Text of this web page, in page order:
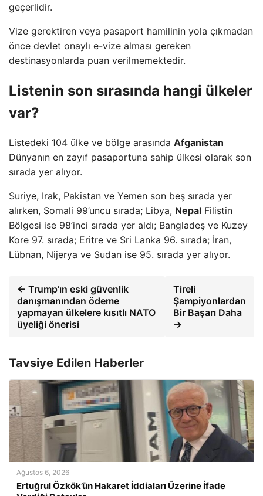
geçerlidir.
Vize gerektiren veya pasaport hamilinin yola çıkmadan
önce devlet onaylı e-vize alması gereken
destinasyonlarda puan verilmemektedir.
Listenin son sırasında hangi ülkeler
var?
Listedeki 104 ülke ve bölge arasında Afganistan
Dünyanın en zayıf pasaportuna sahip ülkesi olarak son
sırada yer alıyor.
Suriye, Irak, Pakistan ve Yemen son beş sırada yer
alırken, Somali 99’uncu sırada; Libya, Nepal Filistin
Bölgesi ise 98’inci sırada yer aldı; Bangladeş ve Kuzey
Kore 97. sırada; Eritre ve Sri Lanka 96. sırada; İran,
Lübnan, Nijerya ve Sudan ise 95. sırada yer alıyor.
← Trump’ın eski güvenlik
danışmanından ödeme
yapmayan ülkelere kısıtlı NATO
üyeliği önerisi
Tireli
Şampiyonlardan
Bir Başarı Daha
→
Tavsiye Edilen Haberler
Ağustos 6, 2026
Ertuğrul Özkök’ün Hakaret İddiaları Üzerine İfade